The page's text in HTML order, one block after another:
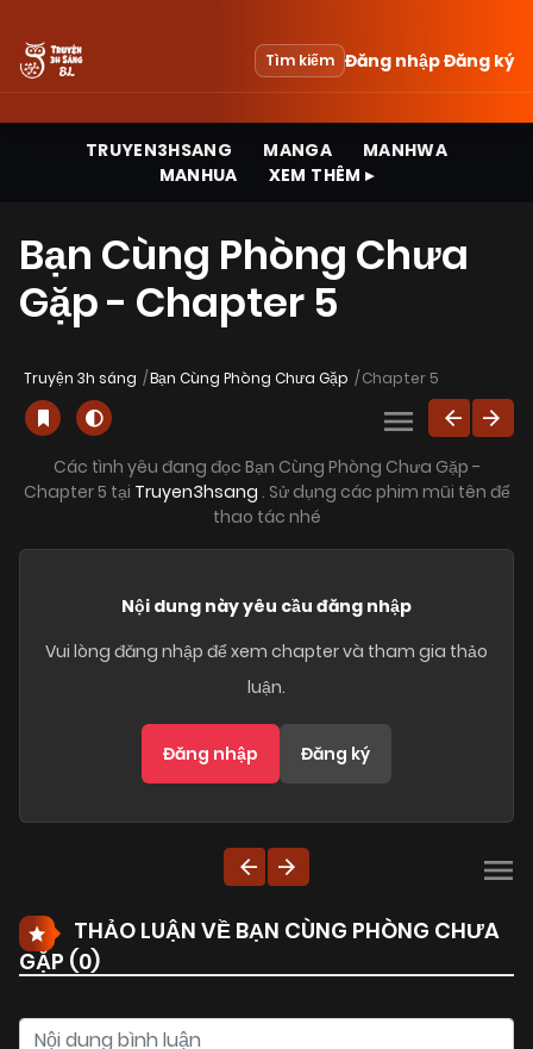
Tìm kiếm Đăng nhậpĐăng ký
TRUYEN3HSANG MANGA
MANHWA
MANHUA
XEM THÊM ▸
Bạn Cùng Phòng Chưa
Gặp - Chapter 5
Truyện 3h sáng Bạn Cùng Phòng Chưa Gặp Chapter 5
Các tình yêu đang đọc Bạn Cùng Phòng Chưa Gặp -
Chapter 5 tại Truyen3hsang . Sử dụng các phim mũi tên để
thao tác nhé
Nội dung này yêu cầu đăng nhập
Vui lòng đăng nhập để xem chapter và tham gia thảo
luận.
Đăng nhập Đăng ký
THẢO LUẬN VỀ BẠN CÙNG PHÒNG CHƯA
GẶP (0)